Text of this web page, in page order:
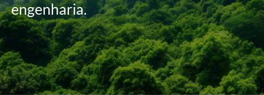
engenharia.